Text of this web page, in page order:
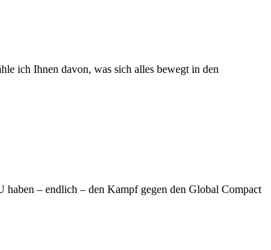
ich Ihnen davon, was sich alles bewegt in den
– endlich – den Kampf gegen den Global Compact